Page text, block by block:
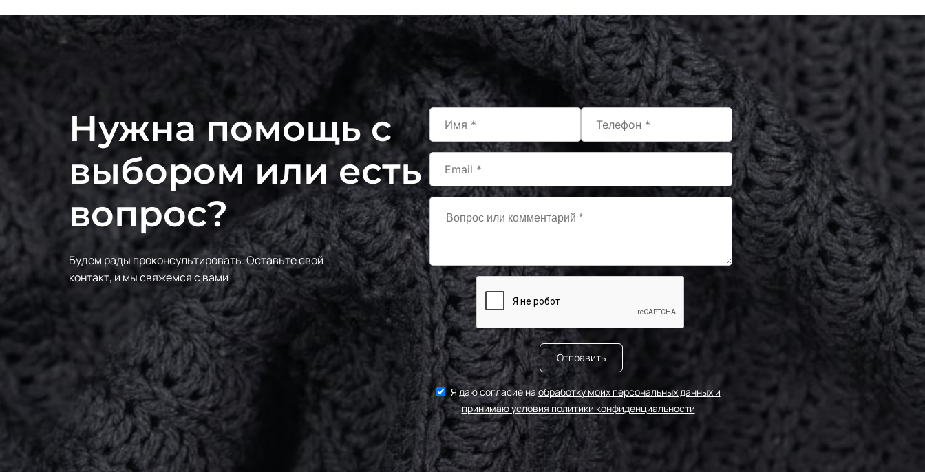
Нужна помощь с
выбором или есть
вопрос?
Будем рады проконсультировать.Оставьте свой
контакт, и мы свяжемся с вами
Отправить
Я даю согласие наобработку моих персональных данных и
принимаю условия политики конфиденциальности